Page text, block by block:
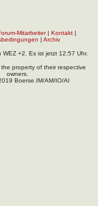
Mitarbeiter| Kontakt|
| Archiv
WEZ +2. Es ist jetzt 12:57 Uhr.
property of their respective
owners.
Boerse.IM/AM/IO/AI